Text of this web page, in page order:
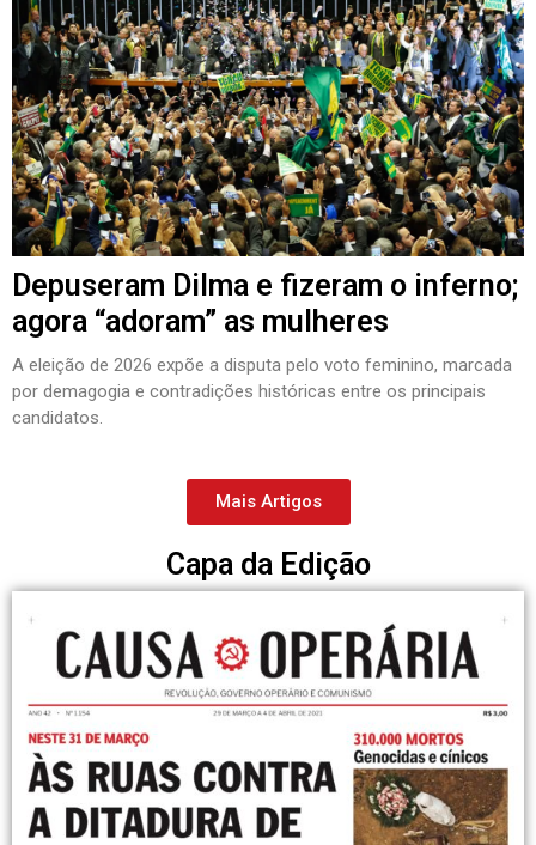
Depuseram Dilma e fizeram o inferno;
agora “adoram” as mulheres
A eleição de 2026 expõe a disputa pelo voto feminino, marcada
por demagogia e contradições históricas entre os principais
candidatos.
Mais Artigos
Capa da Edição